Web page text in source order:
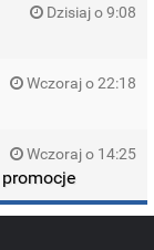
Dzisiaj o 9:08
Wczoraj o 22:18
Wczoraj o 14:25